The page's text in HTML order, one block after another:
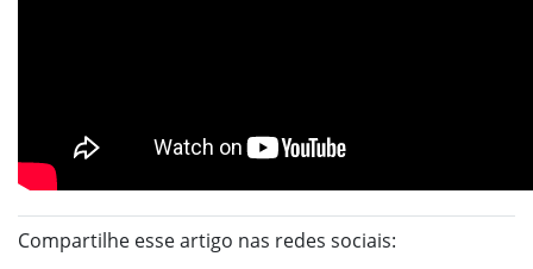
Compartilhe esse artigo nas redes sociais: